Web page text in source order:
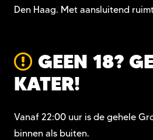
Den Haag. Met aansluitend
GEEN 18?
KATER!
Vanaf 22:00 uur is de gehele
binnen als buiten.